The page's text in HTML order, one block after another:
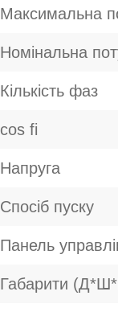
Максимальна
Номінальна
Кількість фаз
cos fi
Напруга
Спосіб пуску
Панель
Габарити